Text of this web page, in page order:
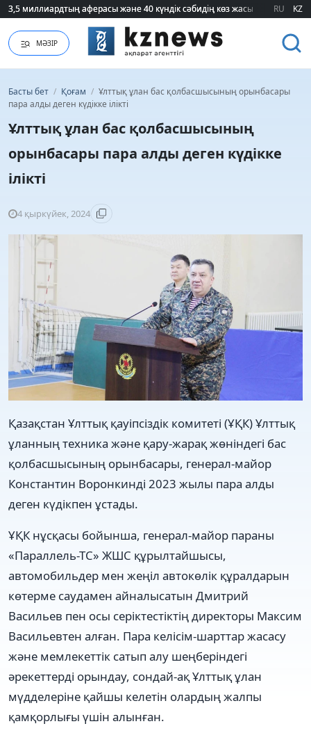
3,5 миллиардтың аферасы және 40 күндік сәбидің көз жасы:
3,5 миллиардтың аферасы және 40 күндік сәбидің көз жасы: RU KZ
МӘЗІР
Басты бет / Қоғам / Ұлттық ұлан бас қолбасшысының орынбасары
пара алды деген күдікке ілікті
Ұлттық ұлан бас қолбасшысының
орынбасары пара алды деген күдікке
ілікті
4 қыркүйек, 2024
Қазақстан Ұлттық қауіпсіздік комитеті (ҰҚК) Ұлттық
ұланның техника және қару-жарақ жөніндегі бас
қолбасшысының орынбасары, генерал-майор
Константин Воронкинді 2023 жылы пара алды
деген күдікпен ұстады.
ҰҚК нұсқасы бойынша, генерал-майор параны
«Параллель-ТС» ЖШС құрылтайшысы,
автомобильдер мен жеңіл автокөлік құралдарын
көтерме саудамен айналысатын Дмитрий
Васильев пен осы серіктестіктің директоры Максим
Васильевтен алған. Пара келісім-шарттар жасасу
және мемлекеттік сатып алу шеңберіндегі
әрекеттерді орындау, сондай-ақ Ұлттық ұлан
мүдделеріне қайшы келетін олардың жалпы
қамқорлығы үшін алынған.